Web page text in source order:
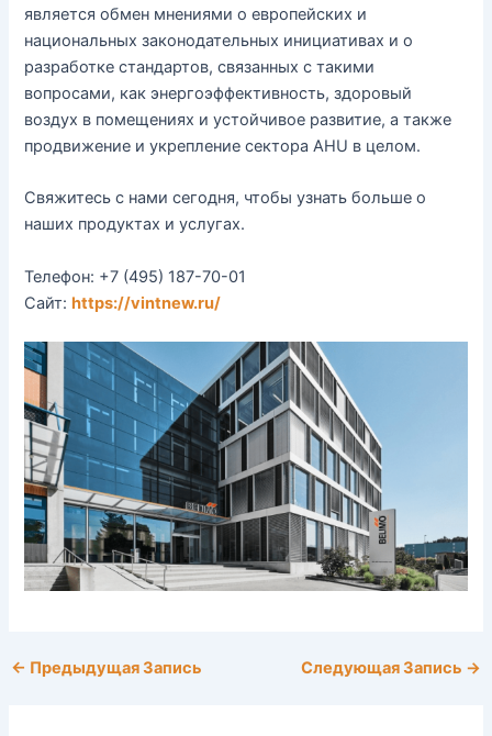
является обмен мнениями о европейских и
национальных законодательных инициативах и о
разработке стандартов, связанных с такими
вопросами, как энергоэффективность, здоровый
воздух в помещениях и устойчивое развитие, а также
продвижение и укрепление сектора AHU в целом.
Свяжитесь с нами сегодня, чтобы узнать больше о
наших продуктах и услугах.
Телефон: +7 (495) 187-70-01
Сайт:https://vintnew.ru/
← Предыдущая Запись Следующая Запись →